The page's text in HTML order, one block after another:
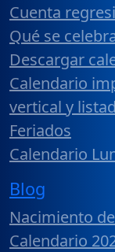
Cuenta
Qué se
Descargar
Calendario
vertical y
Feriados
Calendario
Blog
Nacimiento
Calendario